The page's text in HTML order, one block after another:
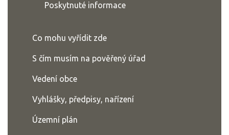
Poskytnuté informace
Co mohu vyřídit zde
S čím musím na pověřený úřad
Vedení obce
Vyhlášky, předpisy, nařízení
Územní plán